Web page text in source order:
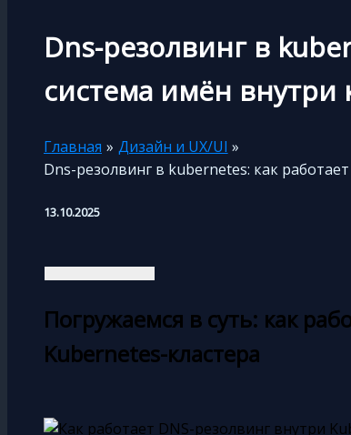
Dns-резолвинг в
система имён внутри
Главная
Дизайн и UX/UI
Dns-резолвинг в kubernetes: как
13.10.2025
Погружаемся в суть: как
Kubernetes-кластера